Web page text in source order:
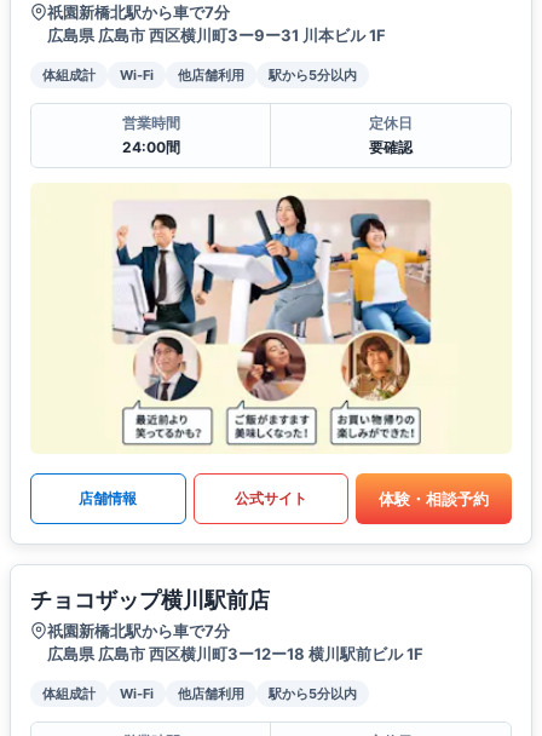
祇園新橋北駅から車で7分
広島県 広島市 西区横川町3ー9ー31 川本ビル 1F
体組成計 Wi-Fi 他店舗利用 駅から5分以内
営業時間
24:00間
定休日
要確認
店舗情報 公式サイト 体験・相談予約
チョコザップ横川駅前店
祇園新橋北駅から車で7分
広島県 広島市 西区横川町3ー12ー18 横川駅前ビル 1F
体組成計 Wi-Fi 他店舗利用 駅から5分以内